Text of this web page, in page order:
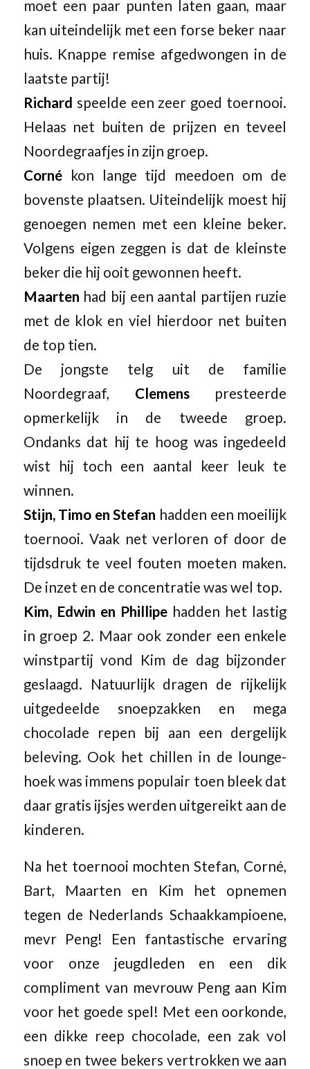
moet een paar punten laten gaan, maar
kan uiteindelijk met een forse beker naar
huis. Knappe remise afgedwongen in de
laatste partij!
Richard speelde een zeer goed toernooi.
Helaas net buiten de prijzen en teveel
Noordegraafjes in zijn groep.
Corné kon lange tijd meedoen om de
bovenste plaatsen. Uiteindelijk moest hij
genoegen nemen met een kleine beker.
Volgens eigen zeggen is dat de kleinste
beker die hij ooit gewonnen heeft.
Maarten had bij een aantal partijen ruzie
met de klok en viel hierdoor net buiten
de top tien.
De jongste telg uit de familie
Noordegraaf, Clemens presteerde
opmerkelijk in de tweede groep.
Ondanks dat hij te hoog was ingedeeld
wist hij toch een aantal keer leuk te
winnen.
Stijn, Timo en Stefan hadden een moeilijk
toernooi. Vaak net verloren of door de
tijdsdruk te veel fouten moeten maken.
De inzet en de concentratie was wel top.
Kim, Edwin en Phillipe hadden het lastig
in groep 2. Maar ook zonder een enkele
winstpartij vond Kim de dag bijzonder
geslaagd. Natuurlijk dragen de rijkelijk
uitgedeelde snoepzakken en mega
chocolade repen bij aan een dergelijk
beleving. Ook het chillen in de lounge-
hoek was immens populair toen bleek dat
daar gratis ijsjes werden uitgereikt aan de
kinderen.
Na het toernooi mochten Stefan, Corné,
Bart, Maarten en Kim het opnemen
tegen de Nederlands Schaakkampioene,
mevr Peng! Een fantastische ervaring
voor onze jeugdleden en een dik
compliment van mevrouw Peng aan Kim
voor het goede spel! Met een oorkonde,
een dikke reep chocolade, een zak vol
snoep en twee bekers vertrokken we aan